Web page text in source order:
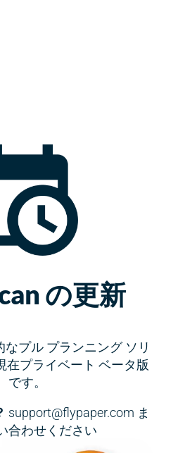
の更新
プル プランニング ソリ
在プライベート ベータ版
です。
support@flypaper.com ま
合わせください